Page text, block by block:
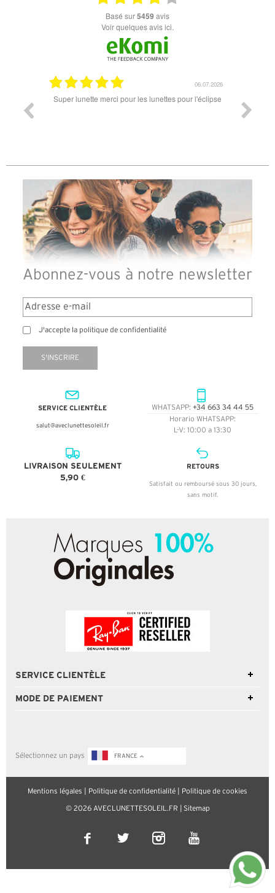
basé sur5459 avis
Voir quelques avis ici.
06.07.2026
Super lunette merci pour les lunettes pour l'éclipse
Abonnez-vous à notre newsletter
J'accepte la politique de confidentialité
S'INSCRIRE
SERVICE CLIENTÈLE
salut@aveclunettesoleil.fr
WHATSAPP: +34 663 34 44 55
Horario WHATSAPP:
L-V: 10:00 a 13:30
LIVRAISON SEULEMENT
5,90 €
RETOURS
Satisfait ou remboursé sous 30 jours,
sans motif.
SERVICE CLIENTÈLE
MODE DE PAIEMENT
Sélectionnez un pays FRANCE
Mentions légales Politique de confidentialité Politique de cookies
© 2026 AVECLUNETTESOLEIL.FR | Sitemap